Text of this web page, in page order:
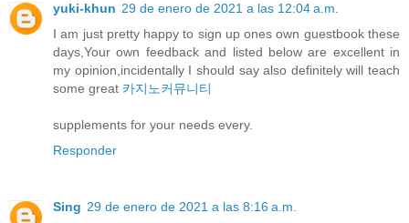
yuki-khun 29 de enero de 2021 a las 12:04 a.m.
I am just pretty happy to sign up ones own guestbook these
days,Your own feedback and listed below are excellent in
my opinion,incidentally I should say also definitely will teach
some great 카지노커뮤니티
supplements for your needs every.
Responder
Sing 29 de enero de 2021 a las 8:16 a.m.